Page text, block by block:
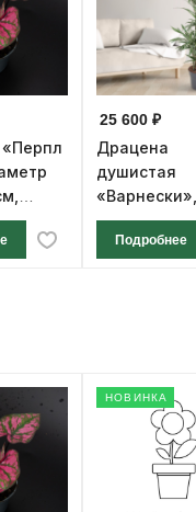
25 600 ₽
Драцена
душистая
ствола,
горшка 27
Подробнее
НОВИНКА